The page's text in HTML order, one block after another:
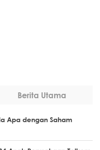
Berita Utama
Apa dengan Saham